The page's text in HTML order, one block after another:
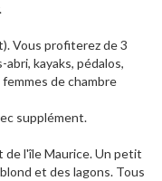
Vous profiterez de 3
kayaks, pédalos,
de chambre
supplément.
l'île Maurice. Un petit
et des lagons. Tous